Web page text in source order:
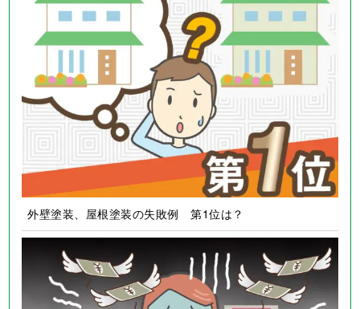
外壁塗装、屋根塗装の失敗例 第1位は？